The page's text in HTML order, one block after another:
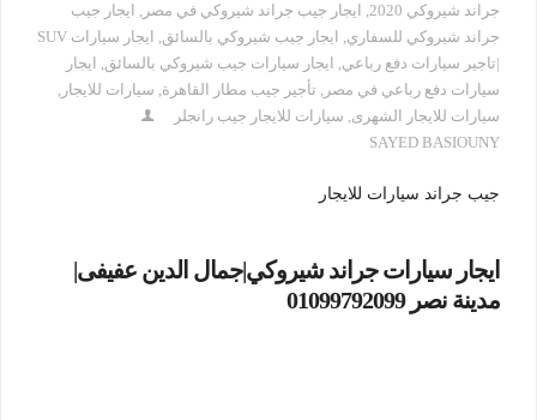
جراند شيروكي 2020
, ايجار جيب جراند شيروكي في مصر , ايجار جيب
جراند شيروكي للسفاري, ايجار جيب شيروكي بالسائق,
ايجار سيارات SUV
|تاجير سيارات دفع رباعي, ايجار سيارات جيب شيروكي بالسائق, ايجار
سيارات دفع رباعي في مصر , تأجير جيب مطار القاهرة, سيارات للايجار ,
سيارات للايجار الشهرى, سيارات للايجار جيب رانجلر
SAYED BASIOUNY
جيب جراند سيارات للايجار
ايجار سيارات جراند شيروكي|جمال الدين عفيفى|
مدينة نصر 01099792099